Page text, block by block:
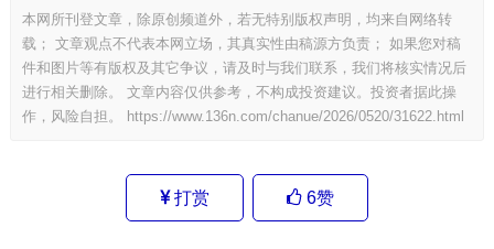
本网所刊登文章，除原创频道外，若无特别版权声明，均来自网络转
载； 文章观点不代表本网立场，其真实性由稿源方负责； 如果您对稿
件和图片等有版权及其它争议，请及时与我们联系，我们将核实情况后
进行相关删除。 文章内容仅供参考，不构成投资建议。投资者据此操
作，风险自担。
https://www.136n.com/chanue/2026/0520/31622.html
打赏 6赞